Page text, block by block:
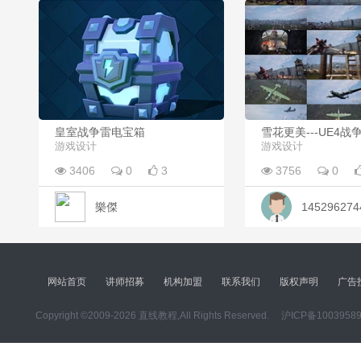
皇室战争雷电宝箱
游戏设计
3406 0 3
樂傑
雪花更美---UE4战
游戏设计
3756 0
网站首页 讲师招募 机构加盟 联系我们 版权声明 广告
Copyright ©2009-2026 直线教程,All Rights Reserved. 沪ICP备